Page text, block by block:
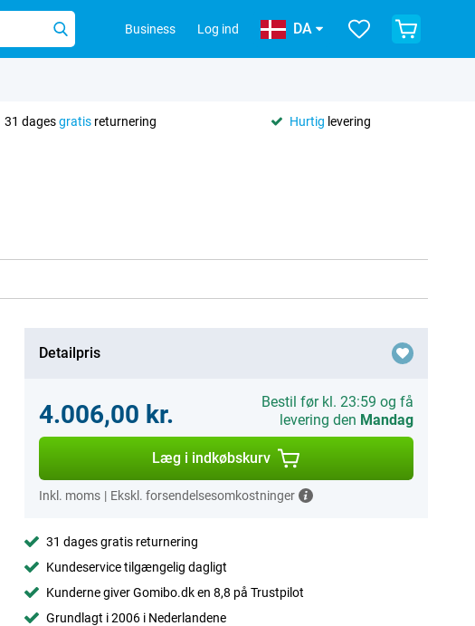
Business Log ind DA
31 dagesgratis returnering Hurtig levering
Detailpris
4.006,00 kr.
Bestil før kl. 23:59 og få
levering den Mandag
Læg i indkøbskurv
Inkl. moms | Ekskl. forsendelsesomkostninger
31 dages gratis returnering
Kundeservice tilgængelig dagligt
Kunderne giver Gomibo.dk en 8,8 på Trustpilot
Grundlagt i 2006 i Nederlandene